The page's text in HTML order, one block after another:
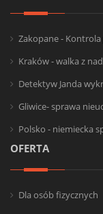
Zakopane -
Kraków - walka z
Detektyw Janda
Gliwice- sprawa
Polsko - niemiecka
OFERTA
Dla osób fizycznych